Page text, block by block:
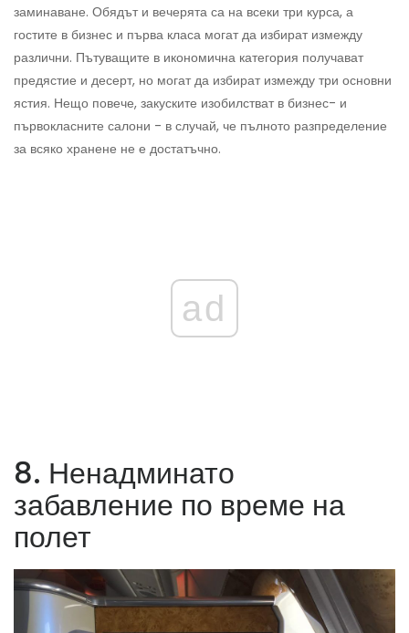
заминаване. Обядът и вечерята са на всеки три курса, а
гостите в бизнес и първа класа могат да избират измежду
различни. Пътуващите в икономична категория получават
предястие и десерт, но могат да избират измежду три основни
ястия. Нещо повече, закуските изобилстват в бизнес- и
първокласните салони - в случай, че пълното разпределение
за всяко хранене не е достатъчно.
ad
8. Ненадминато
забавление по време на
полет